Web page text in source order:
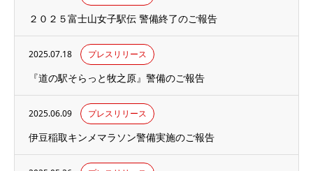
２０２５富士山女子駅伝 警備終了のご報告
2025.07.18 プレスリリース
『道の駅そらっと牧之原』警備のご報告
2025.06.09 プレスリリース
伊豆稲取キンメマラソン警備実施のご報告